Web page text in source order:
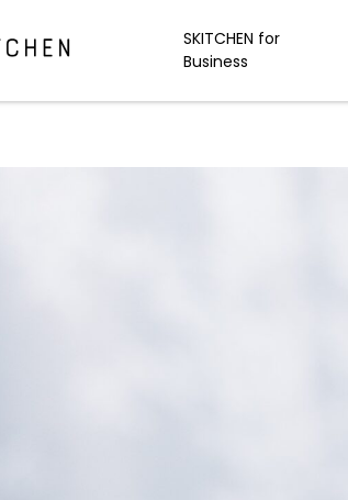
SKITCHEN for
Business